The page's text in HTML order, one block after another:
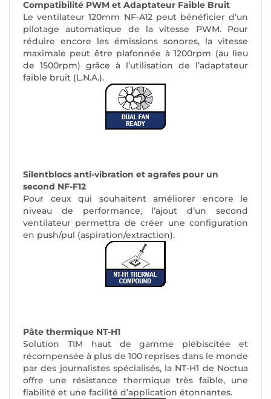
Compatibilité PWM et Adaptateur Faible Bruit
Le ventilateur 120mm NF-A12 peut bénéficier d’un
pilotage automatique de la vitesse PWM. Pour
réduire encore les émissions sonores, la vitesse
maximale peut être plafonnée à 1200rpm (au lieu
de 1500rpm) grâce à l’utilisation de l’adaptateur
faible bruit (L.N.A.).
Silentblocs anti-vibration et agrafes pour un
second NF-F12
Pour ceux qui souhaitent améliorer encore le
niveau de performance, l’ajout d’un second
ventilateur permettra de créer une configuration
en push/pul (aspiration/extraction).
Pâte thermique NT-H1
Solution TIM haut de gamme plébiscitée et
récompensée à plus de 100 reprises dans le monde
par des journalistes spécialisés, la NT-H1 de Noctua
offre une résistance thermique très faible, une
fiabilité et une facilité d’application étonnantes.